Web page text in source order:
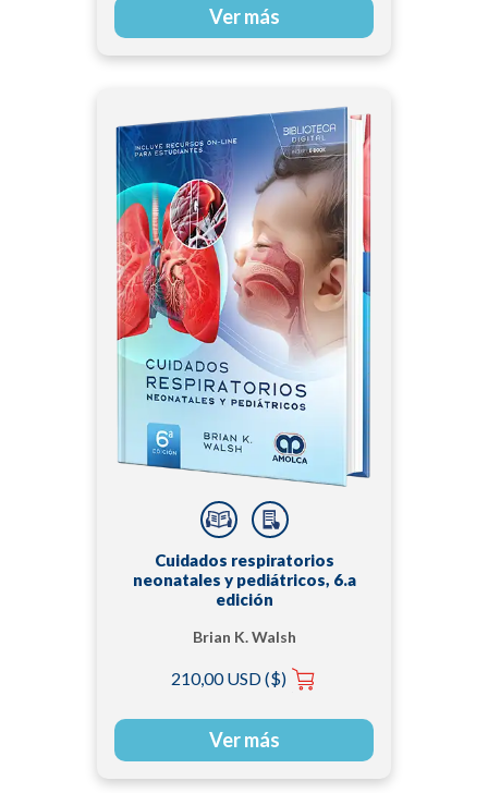
Ver más
Cuidados respiratorios
neonatales y pediátricos, 6.a
edición
Brian K. Walsh
210,00 USD ($)
Ver más